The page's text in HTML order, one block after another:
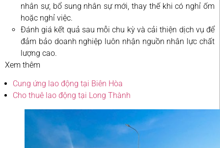
nhân sự, bổ sung nhân sự mới, thay thế khi có nghỉ ốm
hoặc nghỉ việc.
Đánh giá kết quả sau mỗi chu kỳ và cải thiện dịch vụ để
đảm bảo doanh nghiệp luôn nhận nguồn nhân lực chất
lượng cao.
Xem thêm
Cung ứng lao động tại Biên Hòa
Cho thuê lao động tại Long Thành